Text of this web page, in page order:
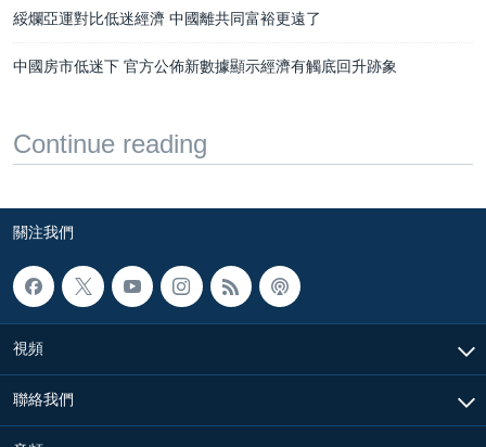
綏爛亞運對比低迷經濟 中國離共同富裕更遠了
中國房市低迷下 官方公佈新數據顯示經濟有觸底回升跡象
Continue reading
關注我們
視頻
聯絡我們